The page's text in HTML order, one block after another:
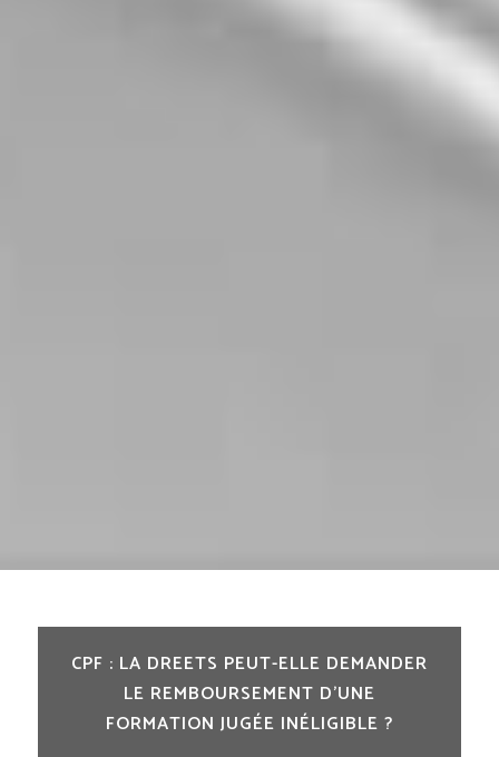
CPF : LA DREETS PEUT-ELLE DEMANDER
LE REMBOURSEMENT D’UNE
FORMATION JUGÉE INÉLIGIBLE ?